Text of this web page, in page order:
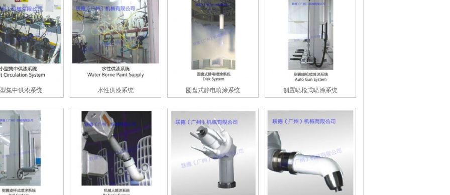
集中供漆系统 水性供漆系统 圆盘式静电喷涂系统 侧置喷枪式喷涂系统